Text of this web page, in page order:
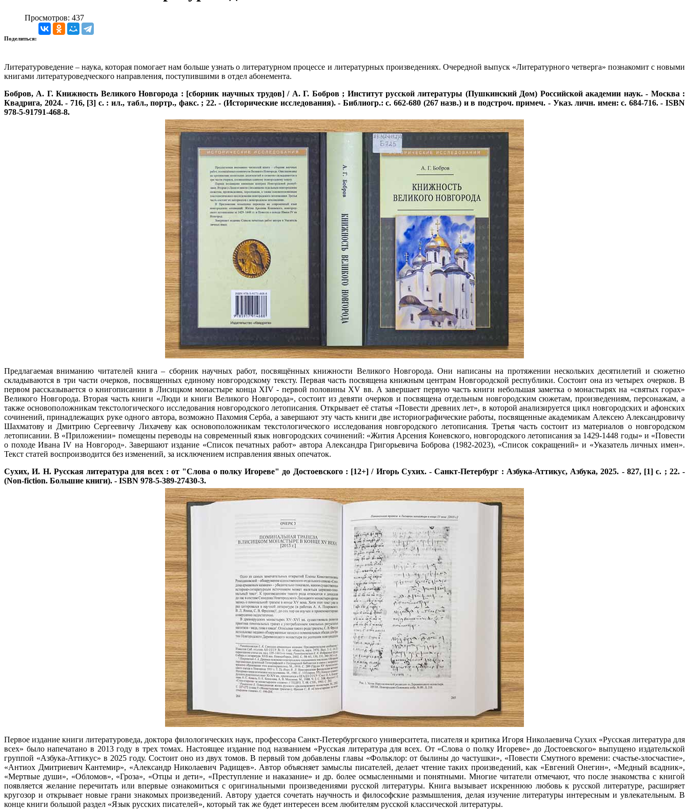
Просмотров: 437
Поделиться:
Литературоведение – наука, которая помогает нам больше узнать о литературном процессе и литературных произведениях. Очередной выпуск «Литературного четверга» познакомит с новыми
книгами литературоведческого направления, поступившими в отдел абонемента.
Бобров, А. Г.Книжность Великого Новгорода : [сборник научных трудов] / А. Г. Бобров ; Институт русской литературы (Пушкинский Дом) Российской академии наук. - Москва :
Квадрига, 2024. - 716, [3] с. : ил., табл., портр., факс. ; 22. - (Исторические исследования). - Библиогр.: с. 662-680 (267 назв.) и в подстроч. примеч. - Указ. личн. имен: с. 684-716. - ISBN
978-5-91791-468-8.
Предлагаемая вниманию читателей книга – сборник научных работ, посвящённых книжности Великого Новгорода. Они написаны на протяжении нескольких десятилетий и сюжетно
складываются в три части очерков, посвященных единому новгородскому тексту. Первая часть посвящена книжным центрам Новгородской республики. Состоит она из четырех очерков. В
первом рассказывается о книгописании в Лисицком монастыре конца XIV - первой половины XV вв. А завершает первую часть книги небольшая заметка о монастырях на «святых горах»
Великого Новгорода. Вторая часть книги «Люди и книги Великого Новгорода», состоит из девяти очерков и посвящена отдельным новгородским сюжетам, произведениям, персонажам, а
также основоположникам текстологического исследования новгородского летописания. Открывает её статья «Повести древних лет», в которой анализируется цикл новгородских и афонских
сочинений, принадлежащих руке одного автора, возможно Пахомия Серба, а завершают эту часть книги две историографические работы, посвященные академикам Алексею Александровичу
Шахматову и Дмитрию Сергеевичу Лихачеву как основоположникам текстологического исследования новгородского летописания. Третья часть состоит из материалов о новгородском
летописании. В «Приложении» помещены переводы на современный язык новгородских сочинений: «Жития Арсения Коневского, новгородского летописания за 1429-1448 годы» и «Повести
о походе Ивана IV на Новгород». Завершают издание «Список печатных работ» автора Александра Григорьевича Боброва (1982-2023), «Список сокращений» и «Указатель личных имен».
Текст статей воспроизводится без изменений, за исключением исправления явных опечаток.
Сухих, И. Н.Русская литература для всех : от "Слова о полку Игореве" до Достоевского : [12+] / Игорь Сухих. - Санкт-Петербург : Азбука-Аттикус, Азбука, 2025. - 827, [1] с. ; 22. -
(Non-fiction. Большие книги). - ISBN 978-5-389-27430-3.
Первое издание книги литературоведа, доктора филологических наук, профессора Санкт-Петербургского университета, писателя и критика Игоря Николаевича Сухих «Русская литература для
всех» было напечатано в 2013 году в трех томах. Настоящее издание под названием «Русская литература для всех. От «Слова о полку Игореве» до Достоевского» выпущено издательской
группой «Азбука-Аттикус» в 2025 году. Состоит оно из двух томов. В первый том добавлены главы «Фольклор: от былины до частушки», «Повести Смутного времени: счастье-злосчастие»,
«Антиох Дмитриевич Кантемир», «Александр Николаевич Радищев». Автор объясняет замыслы писателей, делает чтение таких произведений, как «Евгений Онегин», «Медный всадник»,
«Мертвые души», «Обломов», «Гроза», «Отцы и дети», «Преступление и наказание» и др. более осмысленными и понятными. Многие читатели отмечают, что после знакомства с книгой
появляется желание перечитать или впервые ознакомиться с оригинальными произведениями русской литературы. Книга вызывает искреннюю любовь к русской литературе, расширяет
кругозор и открывает новые грани знакомых произведений. Автору удается сочетать научность и философские размышления, делая изучение литературы интересным и увлекательным. В
конце книги большой раздел «Язык русских писателей», который так же будет интересен всем любителям русской классической литературы.